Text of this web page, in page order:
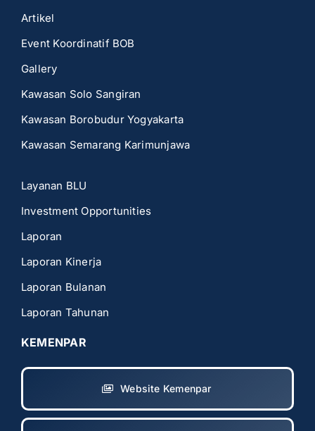
Artikel
Event Koordinatif BOB
Gallery
Kawasan Solo Sangiran
Kawasan Borobudur Yogyakarta
Kawasan Semarang Karimunjawa
Layanan BLU
Investment Opportunities
Laporan
Laporan Kinerja
Laporan Bulanan
Laporan Tahunan
KEMENPAR
Website Kemenpar